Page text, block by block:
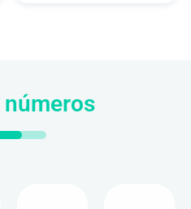
números